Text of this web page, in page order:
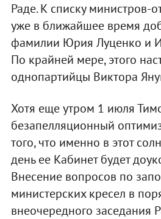
Раде. К списку министров-
уже в ближайшее время
фамилии Юрия Луценко и
По крайней мере, этого
однопартийцы Виктора
Хотя еще утром 1 июля
безапелляционный
того, что именно в этот
день ее Кабинет будет
Внесение вопросов по
министерских кресел в
внеочередного заседания